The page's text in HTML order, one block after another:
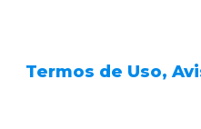
Termos de Uso,